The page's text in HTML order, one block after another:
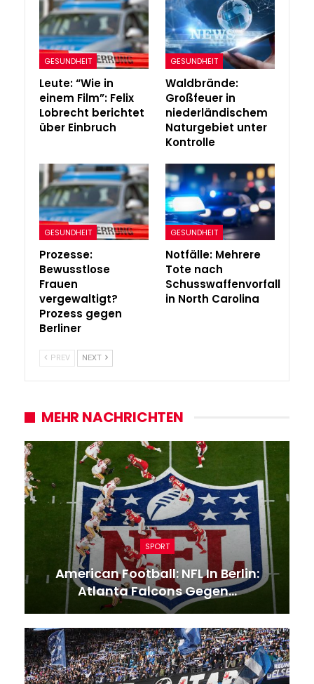
GESUNDHEIT
Leute: “Wie in
einem Film”: Felix
Lobrecht berichtet
über Einbruch
GESUNDHEIT
Waldbrände:
Großfeuer in
niederländischem
Naturgebiet unter
Kontrolle
GESUNDHEIT
Prozesse:
Bewusstlose
Frauen
vergewaltigt?
Prozess gegen
Berliner
GESUNDHEIT
Notfälle: Mehrere
Tote nach
Schusswaffenvorfall
in North Carolina
PREV NEXT
MEHR NACHRICHTEN
SPORT
American Football: NFL In Berlin:
Atlanta Falcons Gegen…